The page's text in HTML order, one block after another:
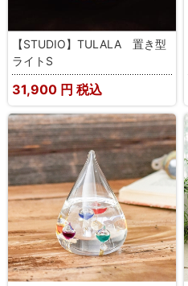
【STUDIO】TULALA 置き型
ライトS
31,900 円 税込